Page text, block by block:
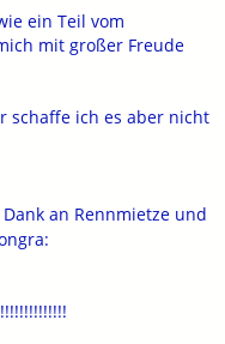
ein Teil vom
mit großer Freude
schaffe ich es aber nicht
an Rennmietze und